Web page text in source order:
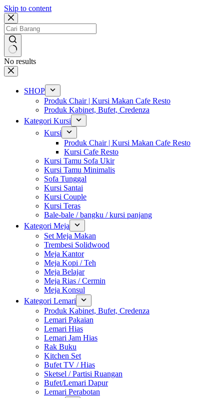
Skip to content
No results
SHOP
Produk Chair | Kursi Makan Cafe Resto
Produk Kabinet, Bufet, Credenza
Kategori Kursi
Kursi
Produk Chair | Kursi Makan Cafe Resto
Kursi Cafe Resto
Kursi Tamu Sofa Ukir
Kursi Tamu Minimalis
Sofa Tunggal
Kursi Santai
Kursi Couple
Kursi Teras
Bale-bale / bangku / kursi panjang
Kategori Meja
Set Meja Makan
Trembesi Solidwood
Meja Kantor
Meja Kopi / Teh
Meja Belajar
Meja Rias / Cermin
Meja Konsul
Kategori Lemari
Produk Kabinet, Bufet, Credenza
Lemari Pakaian
Lemari Hias
Lemari Jam Hias
Rak Buku
Kitchen Set
Bufet TV / Hias
Sketsel / Partisi Ruangan
Bufet/Lemari Dapur
Lemari Perabotan